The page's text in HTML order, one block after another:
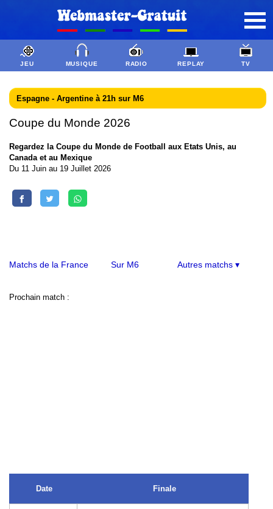
JEU MUSIQUE RADIO REPLAY TV
Espagne - Argentine à 21h sur M6
Coupe du Monde 2026
Regardez la Coupe du Monde de Football aux Etats Unis, au
Canada et au Mexique
Du 11 Juin au 19 Juillet 2026
Matchs de la France Sur M6 Autres matchs ▾
Prochain match :
Date Finale